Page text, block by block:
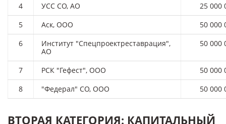
4
УСС СО, АО
25 000
5
Аск, ООО
50 000
6
Институт "Спецпроектреставрация",
АО
50 000
7 РСК "Гефест", ООО
50 000
8
"Федерал" СО, ООО 50 000
ВТОРАЯ КАТЕГОРИЯ: КАПИТАЛЬНЫЙ